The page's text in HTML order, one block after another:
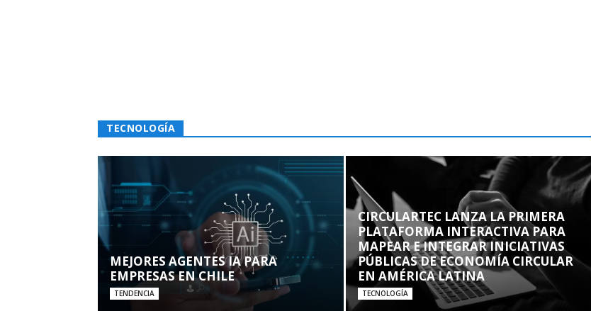
TECNOLOGÍA
MEJORES AGENTES IA PARA
EMPRESAS EN CHILE
TENDENCIA
CIRCULARTEC LANZA LA PRIMERA
PLATAFORMA INTERACTIVA PARA
MAPEAR E INTEGRAR INICIATIVAS
PÚBLICAS DE ECONOMÍA CIRCULAR
EN AMÉRICA LATINA
TECNOLOGÍA